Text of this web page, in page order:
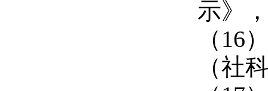
示》
（16
（社